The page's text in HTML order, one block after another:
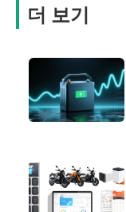
더 보기